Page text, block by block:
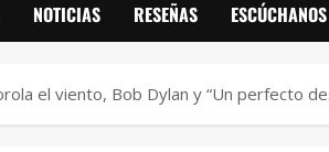
NOTICIAS RESEÑAS ESCÚCHANOS
el viento, Bob Dylan y “Un perfecto